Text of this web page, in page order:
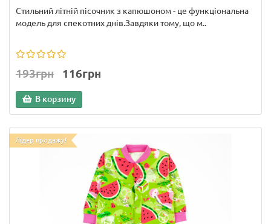
Стильний літній пісочник з капюшоном - це функціональна
модель для спекотних днів.Завдяки тому, що м..
193грн 116грн
В корзину
Лідер продажу!